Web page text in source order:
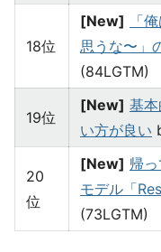
18位
[New]
「
思うな〜」
(84LGTM)
19位
[New] 基
い方が良い
20
位
[New] 帰
モデル「
(73LGTM)